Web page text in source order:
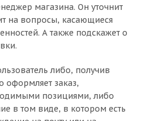
магазина. Он уточнит
на вопросы, касающиеся
А также подскажет о
либо, получив
оформляет заказ,
позициями, либо
в том виде, в котором есть